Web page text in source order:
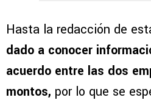
Hasta la redacción de
dado a conocer
acuerdo entre las dos
montos, por lo que se